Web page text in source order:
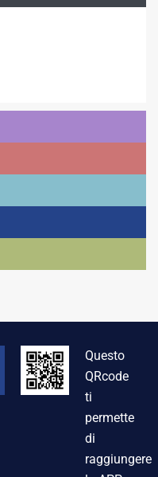
Questo
QRcode
ti
permette
di
raggiungere